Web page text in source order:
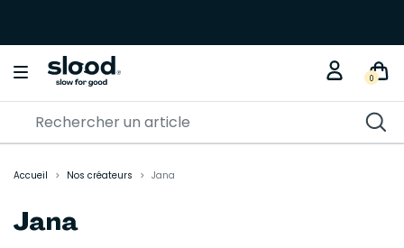
0
Accueil Nos créateurs Jana
Jana